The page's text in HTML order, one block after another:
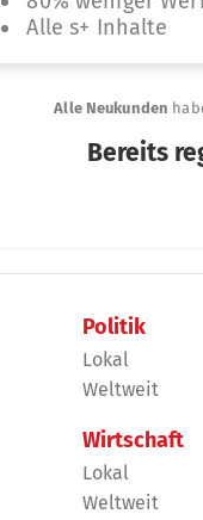
Politik
Lokal
Weltweit
Wirtschaft
Lokal
Weltweit